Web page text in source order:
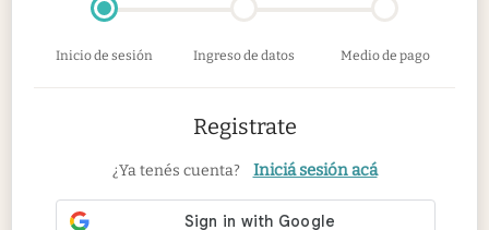
Inicio de sesión Ingreso de datos Medio de pago
Registrate
¿Ya tenés cuenta? Iniciá sesión acá